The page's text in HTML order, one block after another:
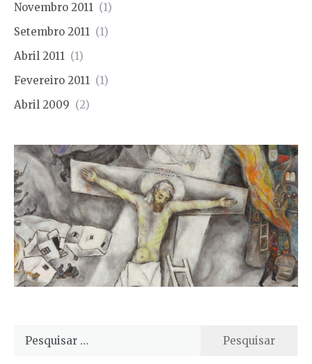
Novembro 2011 (1)
Setembro 2011 (1)
Abril 2011 (1)
Fevereiro 2011 (1)
Abril 2009 (2)
Pesquisar